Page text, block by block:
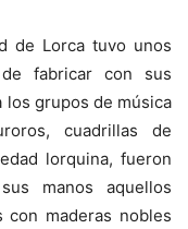
de Lorca tuvo unos
de fabricar con sus
los grupos de música
cuadrillas de
lorquina, fueron
manos aquellos
con maderas nobles